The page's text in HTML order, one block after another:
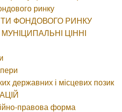
ринку
ФОНДОВОГО РИНКУ
ЦІННІ
державних і місцевих позик
правова форма